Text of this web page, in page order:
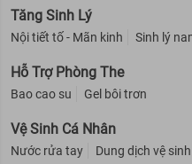
Tăng Sinh Lý
Nội tiết tố - Mãn kinh Sinh lý
Hỗ Trợ Phòng The
Bao cao su Gel bôi trơn
Vệ Sinh Cá Nhân
Nước rửa tay Dung dịch vệ sinh